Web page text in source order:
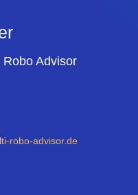
Advisor
robo-advisor.de